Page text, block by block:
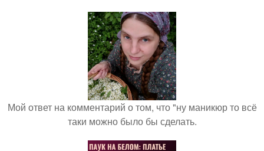
Мой ответ на комментарий о том, что "ну маникюр то всё
таки можно было бы сделать.